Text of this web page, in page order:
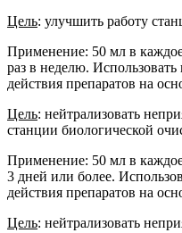
Цель: улучшить работу
Применение: 50 мл в
раз в неделю. Использовать
действия препаратов на
Цель: нейтрализовать
станции биологической
Применение: 50 мл в
3 дней или более.
действия препаратов на
Цель: нейтрализовать